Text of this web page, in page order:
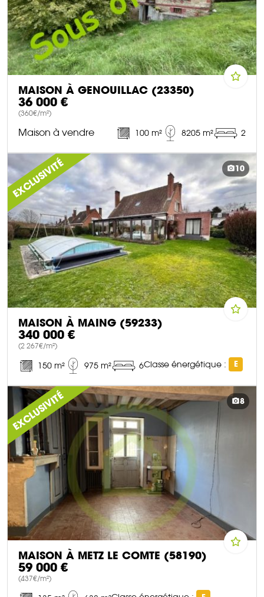
MAISON À GENOUILLAC (23350)
36 000 €
(360€/m²)
Maison à vendre 100 m² 8205 m² 2
DÉCOUVRIR CE BIEN
EXCLUSIVITÉ 10
MAISON À MAING (59233)
340 000 €
(2 267€/m²)
150 m² 975 m² 6Classe énergétique : E
DÉCOUVRIR CE BIEN
EXCLUSIVITÉ 8
MAISON À METZ LE COMTE (58190)
59 000 €
(437€/m²)